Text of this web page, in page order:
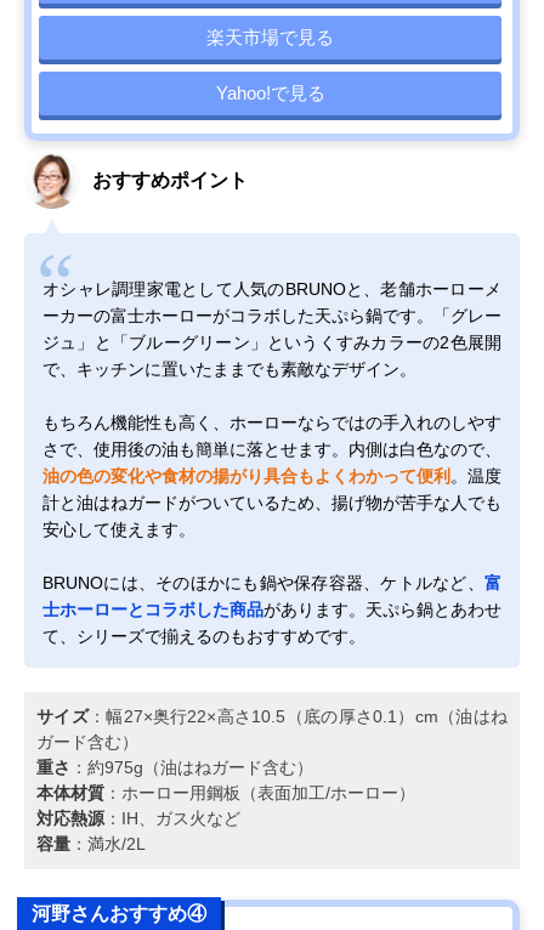
楽天市場で見る
Yahoo!で見る
おすすめポイント
オシャレ調理家電として人気のBRUNOと、老舗ホーローメ
ーカーの富士ホーローがコラボした天ぷら鍋です。「グレー
ジュ」と「ブルーグリーン」というくすみカラーの2色展開
で、キッチンに置いたままでも素敵なデザイン。
もちろん機能性も高く、ホーローならではの手入れのしやす
さで、使用後の油も簡単に落とせます。内側は白色なので、
油の色の変化や食材の揚がり具合もよくわかって便利 。温度
計と油はねガードがついているため、揚げ物が苦手な人でも
安心して使えます。
BRUNOには、そのほかにも鍋や保存容器、ケトルなど、 富
士ホーローとコラボした商品があります。天ぷら鍋とあわせ
て、シリーズで揃えるのもおすすめです。
サイズ：幅27×奥行22×高さ10.5（底の厚さ0.1）cm（油はね
ガード含む）
重さ ：約975g（油はねガード含む）
本体材質 ：ホーロー用鋼板（表面加工/ホーロー）
対応熱源 ：IH、ガス火など
容量 ：満水/2L
河野さんおすすめ④